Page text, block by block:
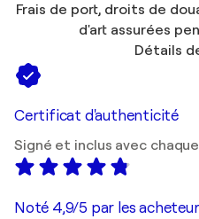
Frais de port, droits de
d'art assurées
Détails
Certificat d'authenticité
Signé et inclus avec
Noté 4,9/5 par les